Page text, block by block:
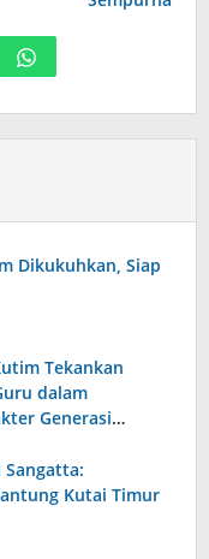
Dikukuhkan, Siap
Tekankan
dalam
Generasi
Sangatta:
Kutai Timur